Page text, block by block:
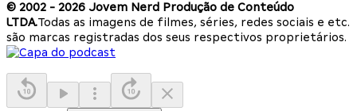
© 2002 - 2026 Jovem Nerd Produção de Conteúdo
LTDA.Todas as imagens de filmes, séries, redes sociais e etc.
são marcas registradas dos seus respectivos proprietários.